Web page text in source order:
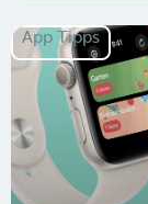
App Tipps